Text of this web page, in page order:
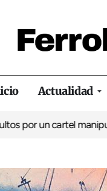
Actualidad
manipuladoLa